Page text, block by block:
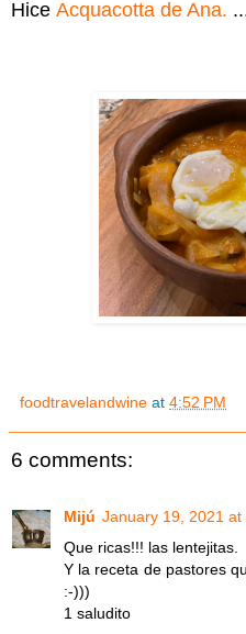
Hice Acquacotta de Ana.
foodtravelandwine at 4:52 PM
6 comments:
Mijú January 19, 2021 at
Que ricas!!! las lentejitas.
Y la receta de pastores
:-)))
1 saludito